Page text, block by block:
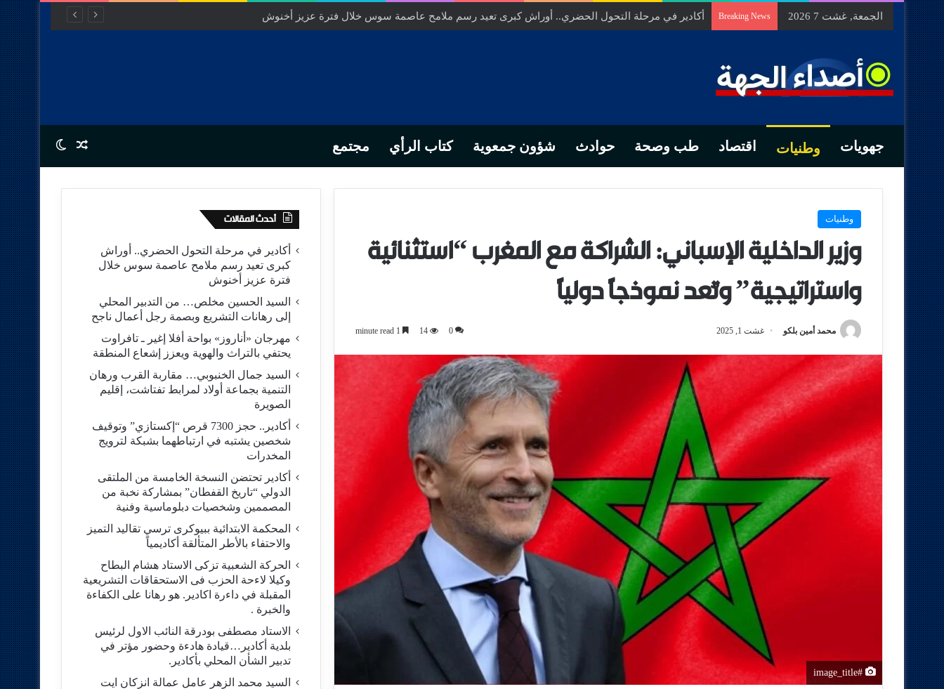
الجمعة, غشت 7 2026 Breaking News أكادير في مرحلة التحول الحضري.. أوراش كبرى تعيد رسم ملامح عاصمة سوس خلال فترة عزيز أخنوش
جهويات وطنيات اقتصاد طب وصحة حوادث شؤون جمعوية كتاب الرأي مجتمع Random Article
Switch skin
وطنيات
وزير الداخلية الإسباني: الشراكة مع المغرب “استثنائية
واستراتيجية” وتُعد نموذجاً دولياً
محمد أمين بلكو غشت 1, 2025 0
14
#image_title
أحدث المقالات
أكادير في مرحلة التحول الحضري.. أوراش
كبرى تعيد رسم ملامح عاصمة سوس خلال
فترة عزيز أخنوش
السيد الحسين مخلص… من التدبير المحلي
إلى رهانات التشريع وبصمة رجل أعمال ناجح
مهرجان «أناروز» بواحة أفلا إغير ـ تافراوت
يحتفي بالتراث والهوية ويعزز إشعاع المنطقة
السيد جمال الخنبوبي… مقاربة القرب ورهان
التنمية بجماعة أولاد لمرابط تفتاشت، إقليم
الصويرة
أكادير.. حجز 7300 قرص “إكستازي” وتوقيف
شخصين يشتبه في ارتباطهما بشبكة لترويج
المخدرات
أكادير تحتضن النسخة الخامسة من الملتقى
الدولي “تاريخ القفطان” بمشاركة نخبة من
المصممين وشخصيات دبلوماسية وفنية
المحكمة الابتدائية ببيوكرى ترسي تقاليد التميز
والاحتفاء بالأطر المتألقة أكاديمياً
الحركة الشعبية تزكى الاستاد هشام البطاح
وكيلا لاءحة الحزب فى الاستحقاقات التشريعية
المقبلة في داءرة اكادير. هو رهانا على الكفاءة
والخبرة .
الاستاد مصطفى بودرقة النائب الاول لرئيس
بلدية أكادير…قيادة هادءة وحضور مؤتر في
تدبير الشأن المحلي بأكادير.
السيد محمد الزهر عامل عمالة انزكان ايت